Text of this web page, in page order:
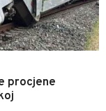
procjene